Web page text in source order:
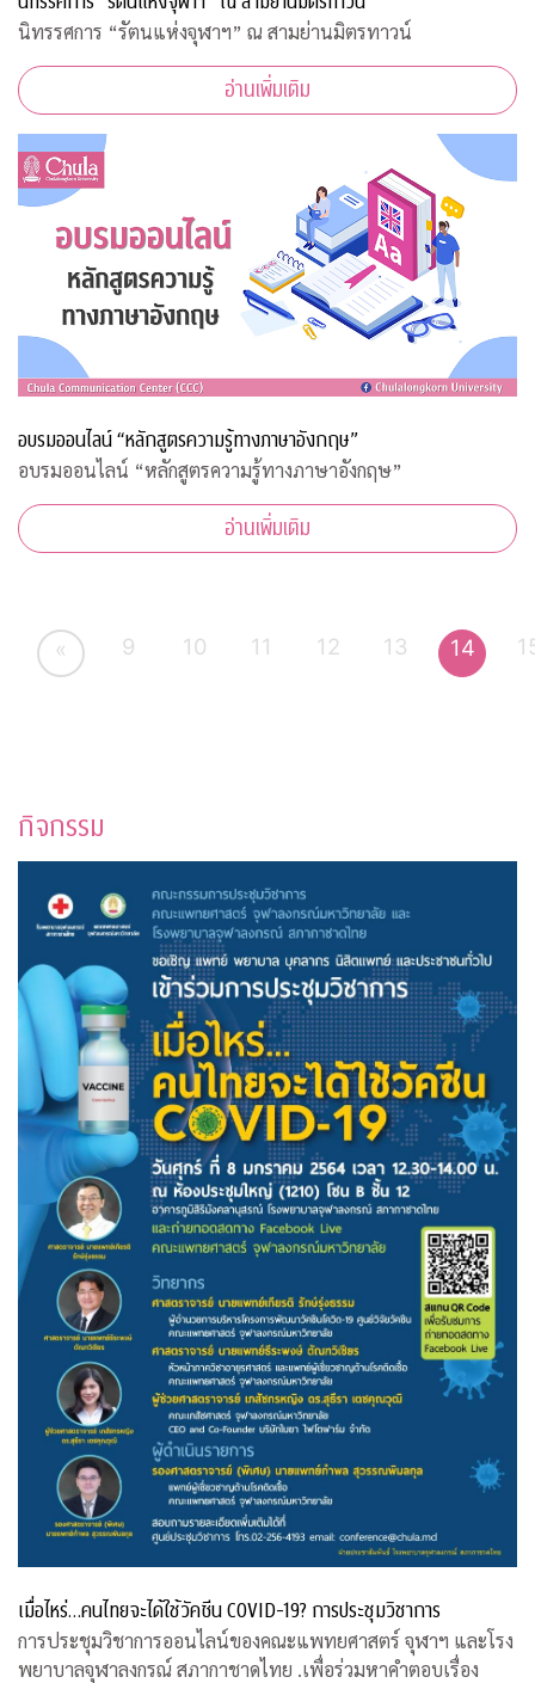
นิทรรศการ “รัตนแห่งจุฬาฯ” ณ สามย่านมิตรทาวน์
อ่านเพิ่มเติม
อบรมออนไลน์ “หลักสูตรความรู้ทางภาษาอังกฤษ”
อบรมออนไลน์ “หลักสูตรความรู้ทางภาษาอังกฤษ”
อ่านเพิ่มเติม
« 9 10 11 12 13 14
กิจกรรม
เมื่อไหร่…คนไทยจะได้ใช้วัคซีน COVID-19? การประชุมวิชาการ
การประชุมวิชาการออนไลน์ของคณะแพทยศาสตร์ จุฬาฯ และโรง
พยาบาลจุฬาลงกรณ์ สภากาชาดไทย .เพื่อร่วมหาคำตอบเรื่อง